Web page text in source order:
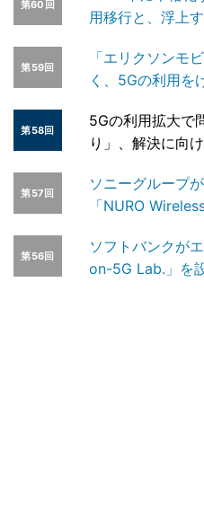
第60回
用移行と、浮上
第59回
「エリクソンモ
く、5Gの利用を
第58回
5Gの利用拡大で
り」、解決に向
第57回
ソニーグループ
「NURO
第56回
ソフトバンクが
on-5G Lab.」を